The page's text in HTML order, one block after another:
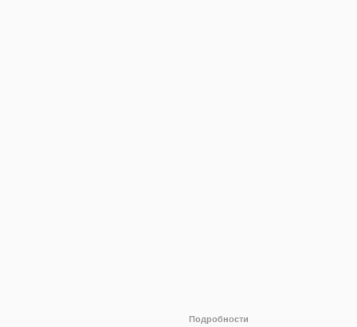
Подробности